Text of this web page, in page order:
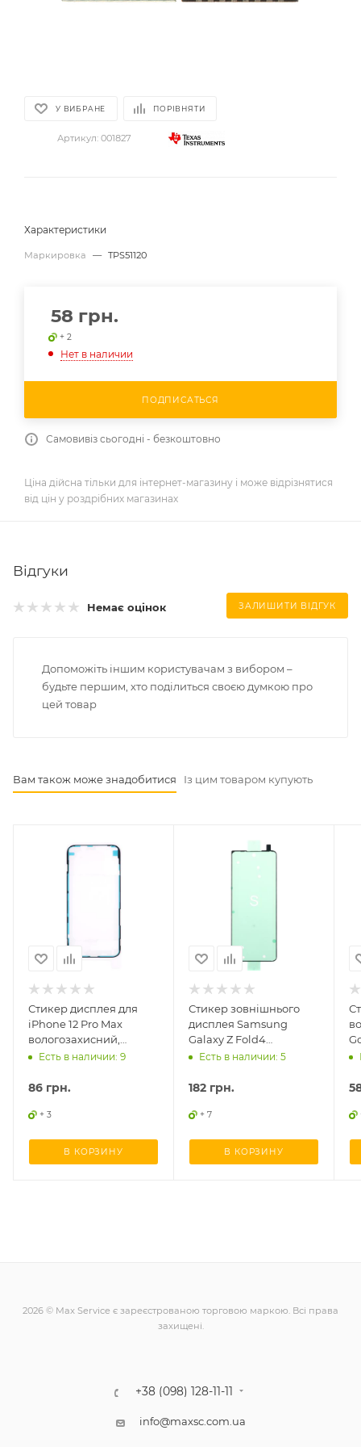
У ВИБРАНЕ ПОРІВНЯТИ
Артикул: 001827
Характеристики
Маркировка — TPS51120
58 грн.
+ 2
Нет в наличии
ПОДПИСАТЬСЯ
Самовивіз сьогодні - безкоштовно
Ціна дійсна тільки для інтернет-магазину і може відрізнятися
від цін у роздрібних магазинах
Відгуки
Немає оцінок ЗАЛИШИТИ ВІДГУК
Допоможіть іншим користувачам з вибором –
будьте першим, хто поділиться своєю думкою про
цей товар
Вам також може знадобитися Із цим товаром купують
Стикер дисплея для
iPhone 12 Pro Max
вологозахисний,
Service оригінал
Есть в наличии: 9
86 грн.
+ 3
В КОРЗИНУ
Стикер зовнішнього
дисплея Samsung
Galaxy Z Fold4
F936/Galaxy Z Fold 4 5G
Есть в наличии: 5
182 грн.
+ 7
В КОРЗИНУ
2026 © Max Service є зареєстрованою торговою маркою. Всі права
захищені.
+38 (098) 128-11-11
info@maxsc.com.ua